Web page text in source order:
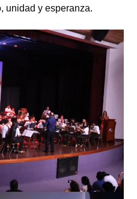
unidad y esperanza.